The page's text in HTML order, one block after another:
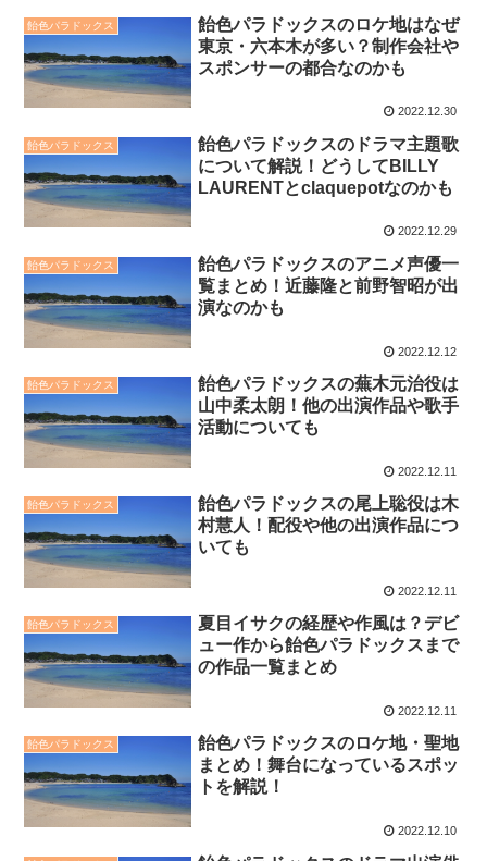
飴色パラドックス
飴色パラドックスのロケ地はなぜ
東京・六本木が多い？制作会社や
スポンサーの都合なのかも
2022.12.30
飴色パラドックス
飴色パラドックスのドラマ主題歌
について解説！どうしてBILLY
LAURENTとclaquepotなのかも
2022.12.29
飴色パラドックス
飴色パラドックスのアニメ声優一
覧まとめ！近藤隆と前野智昭が出
演なのかも
2022.12.12
飴色パラドックス
飴色パラドックスの蕪木元治役は
山中柔太朗！他の出演作品や歌手
活動についても
2022.12.11
飴色パラドックス
飴色パラドックスの尾上聡役は木
村慧人！配役や他の出演作品につ
いても
2022.12.11
飴色パラドックス
夏目イサクの経歴や作風は？デビ
ュー作から飴色パラドックスまで
の作品一覧まとめ
2022.12.11
飴色パラドックス
飴色パラドックスのロケ地・聖地
まとめ！舞台になっているスポッ
トを解説！
2022.12.10